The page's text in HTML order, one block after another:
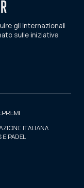
gli Internazionali
sulle iniziative
ITALIANA
E PADEL